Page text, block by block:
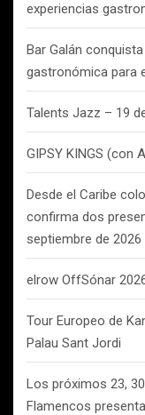
experiencias
Bar Galán
gastronómica para
Talents Jazz – 19
GIPSY KINGS (con
Desde el Caribe
confirma dos
septiembre de 2026
elrow OffSónar
Tour Europeo de
Palau Sant Jordi
Los próximos 23,
Flamencos